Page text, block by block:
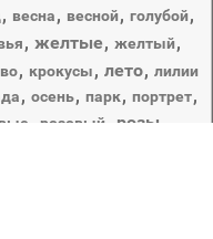
, весна, весной, голубой,
, желтые, желтый,
, крокусы, лето, лилии
, осень, парк, портрет,
розовый розы